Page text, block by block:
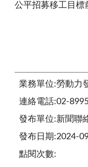
公平招募移工目標
業務單位:勞動力
連絡電話:02-
發布單位:新聞聯
發布日期:2024-
點閱次數: